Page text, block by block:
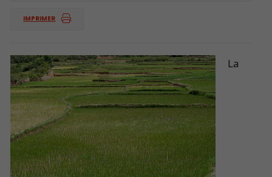
IMPRIMER
La